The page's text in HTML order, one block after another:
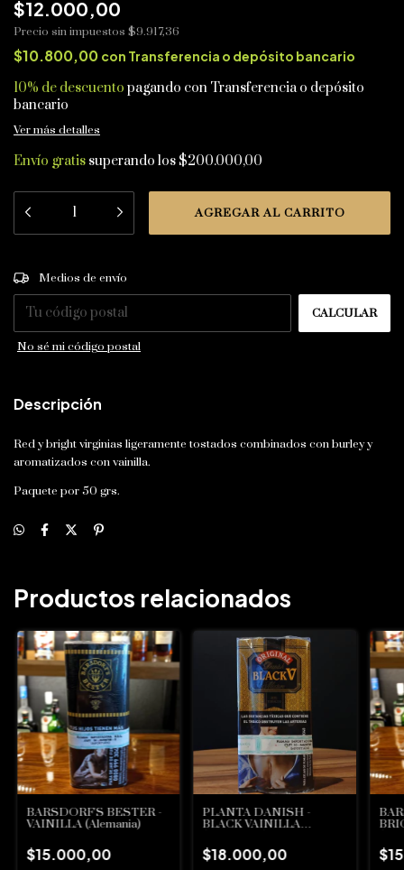
$12.000,00
Precio sin impuestos $9.917,36
$10.800,00 con Transferencia o depósito bancario
10% de descuento pagando con Transferencia o depósito
bancario
Ver más detalles
Envío gratis superando los $200.000,00
Entregas para el CP:
Medios de envío
CALCULAR
No sé mi código postal
Descripción
Red y bright virginias ligeramente tostados combinados con burley y
aromatizados con vainilla.
Paquete por 50 grs.
Productos relacionados
BARSDORF'S BESTER -
VAINILLA (Alemania)
$15.000,00
PLANTA DANISH -
BLACK VAINILLA
$18.000,00